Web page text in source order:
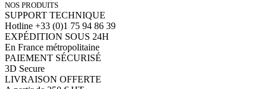
NOS PRODUITS
SUPPORT TECHNIQUE
Hotline +33 (0)1 75 94 86 39
EXPÉDITION SOUS 24H
En France métropolitaine
PAIEMENT SÉCURISÉ
3D Secure
LIVRAISON OFFERTE